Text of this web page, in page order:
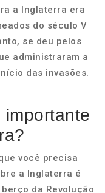
a Inglaterra era
do século V
se deu pelos
administraram a
das invasões.
importante
você precisa
a Inglaterra é
da Revolução